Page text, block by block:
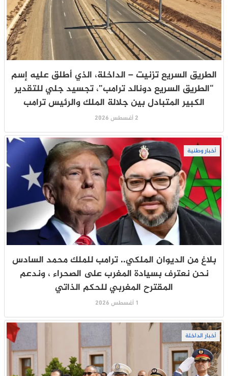
الطريق السريع تزنيت – الداخلة، الذي أطلق عليه إسم
“الطريق السريع دونالد ترامب”، تجسيد جلي للتقدير
الكبير المتبادل بين جلالة الملك والرئيس ترامب
2 أغسطس 2026
أخبار وطنية
بلاغ من الديوان الملكي.. ترامب للملك محمد السادس
نحن نعترف بسيادة المغرب على الصحراء ، وندعم
المقترح المغربي للحكم الذاتي
1 أغسطس 2026
أخبار الداخلة